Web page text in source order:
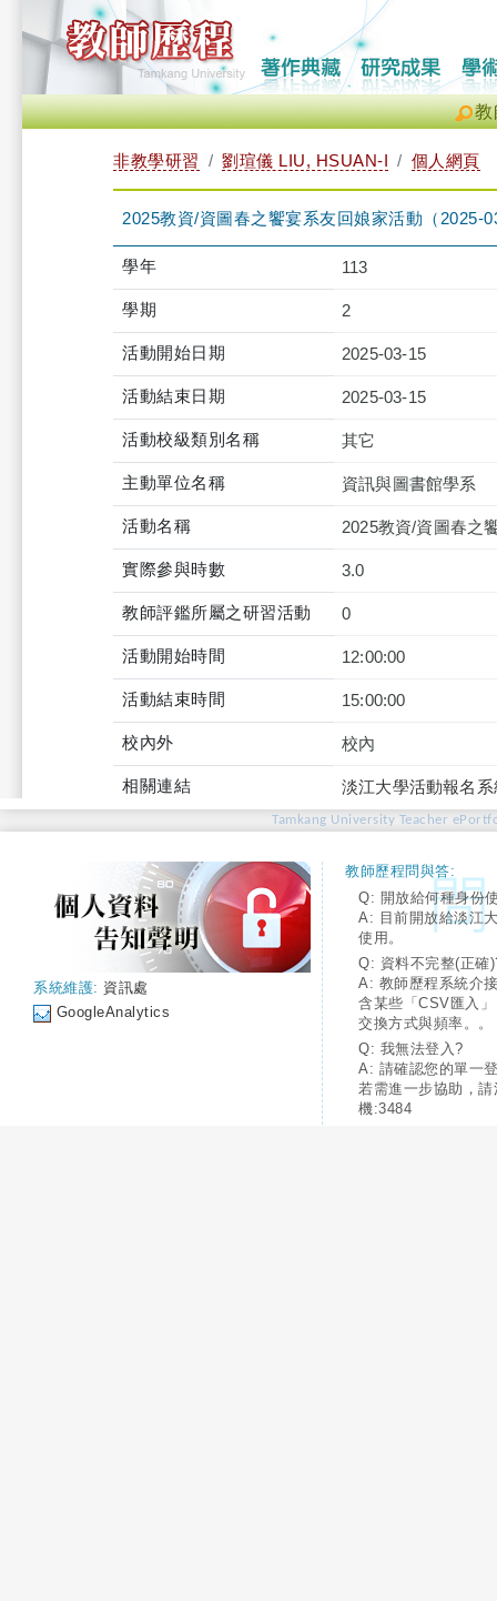
教
非教學研習 劉瑄儀 LIU, HSUAN-I 個人網頁
2025教資/資圖春之饗宴系友回娘家活動（2025-
學年 113
學期 2
活動開始日期 2025-03-15
活動結束日期 2025-03-15
活動校級類別名稱 其它
主動單位名稱 資訊與圖書館學系
活動名稱 2025教資/資圖春之
實際參與時數 3.0
教師評鑑所屬之研習活動 0
活動開始時間 12:00:00
活動結束時間 15:00:00
校內外 校內
相關連結 淡江大學活動報名
Tamkang University Teacher
系統維護: 資訊處
GoogleAnalytics
教師歷程問與答:
Q: 開放給何種身份
A: 目前開放給淡江
使用。
Q: 資料不完整(正確
A: 教師歷程系統介
含某些「CSV匯入
交換方式與頻率。。
Q: 我無法登入?
A: 請確認您的單一
若需進一步協助，
機:3484